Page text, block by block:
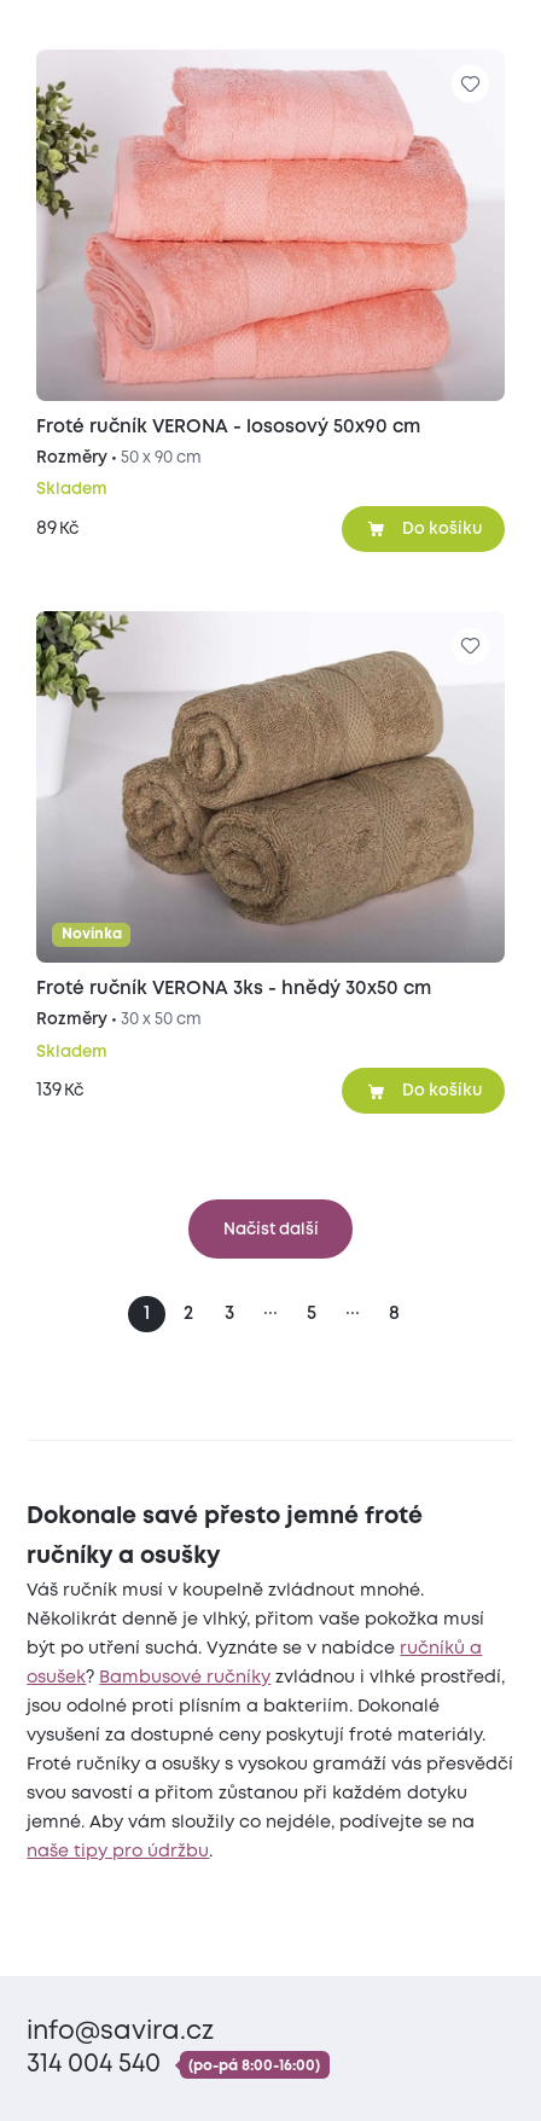
Froté ručník VERONA - lososový 50x90 cm
Rozměry • 50 x 90 cm
Skladem
89 Kč Do košíku
Novinka
Froté ručník VERONA 3ks - hnědý 30x50 cm
Rozměry • 30 x 50 cm
Skladem
139 Kč Do košíku
Načíst další
1 2 3 ... 5 ... 8
Dokonale savé přesto jemné froté
ručníky a osušky
Váš ručník musí v koupelně zvládnout mnohé.
Několikrát denně je vlhký, přitom vaše pokožka musí
být po utření suchá. Vyznáte se v nabídce ručníků a
osušek? Bambusové ručníky zvládnou i vlhké prostředí,
jsou odolné proti plísním a bakteriím. Dokonalé
vysušení za dostupné ceny poskytují froté materiály.
Froté ručníky a osušky s vysokou gramáží vás přesvědčí
svou savostí a přitom zůstanou při každém dotyku
jemné. Aby vám sloužily co nejdéle, podívejte se na
naše tipy pro údržbu.
info@savira.cz
314 004 540
(po-pá 8:00-16:00)